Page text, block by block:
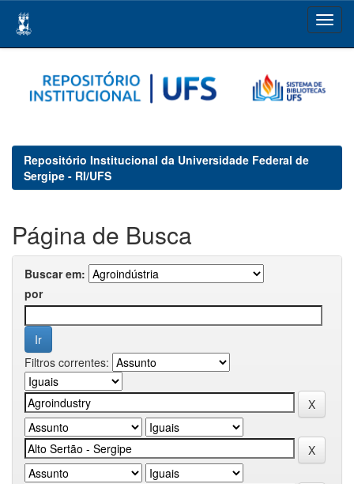
navigation
Repositório Institucional da Universidade Federal de
Sergipe - RI/UFS
Página de Busca
Buscar em:
por
Filtros correntes: